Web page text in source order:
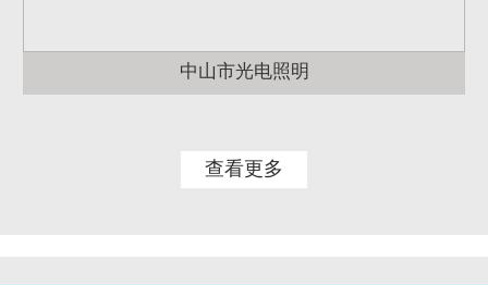
中山市光电照明
查看更多